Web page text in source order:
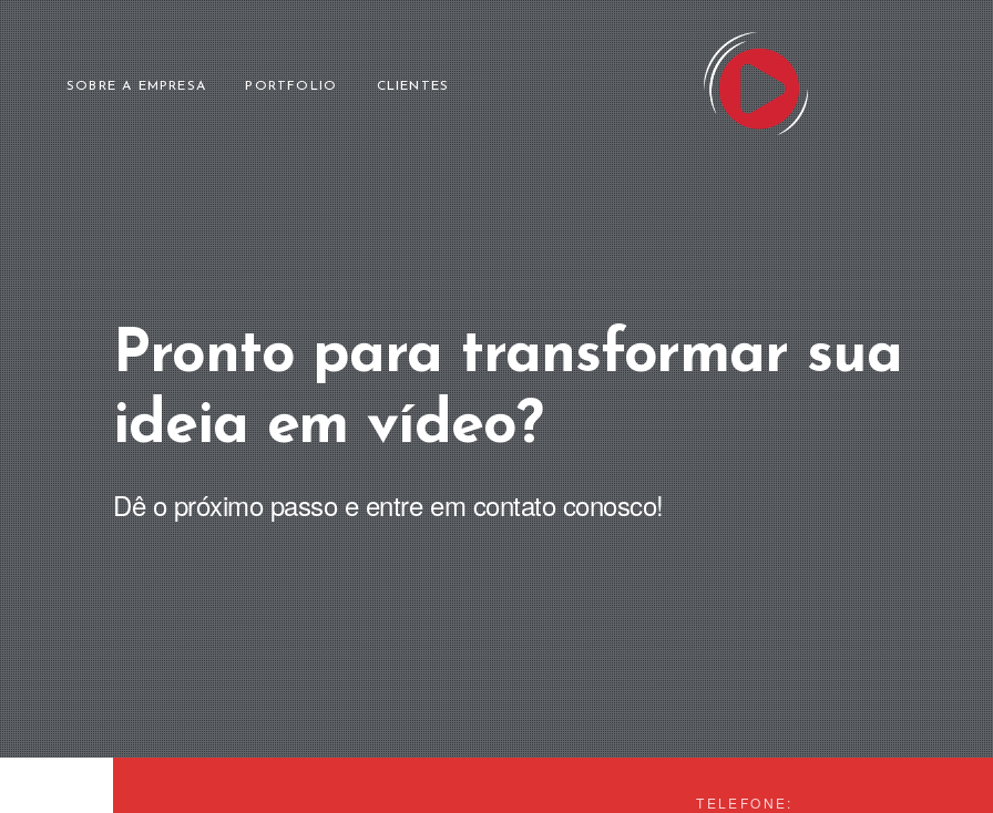
SOBRE A EMPRESA PORTFOLIO CLIENTES
Pronto para transformar sua
ideia em vídeo?
Dê o próximo passo e entre em contato conosco!
TELEFONE: